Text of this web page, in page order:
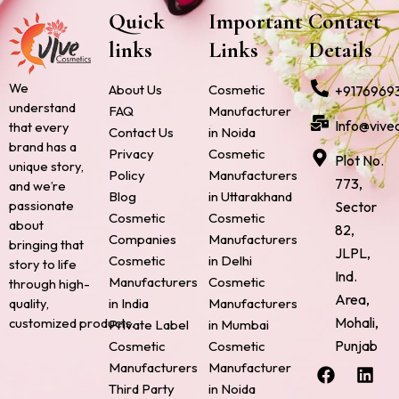
We
understand
that every
brand has a
unique story,
and we’re
passionate
about
bringing that
story to life
through high-
quality,
customized products.
Quick
links
About Us
FAQ
Contact Us
Privacy
Policy
Blog
Cosmetic
Companies
Cosmetic
Manufacturers
in India
Private Label
Cosmetic
Manufacturers
Third Party
Important
Links
Cosmetic
Manufacturer
in Noida
Cosmetic
Manufacturers
in Uttarakhand
Cosmetic
Manufacturers
in Delhi
Cosmetic
Manufacturers
in Mumbai
Cosmetic
Manufacturer
in Noida
Contact
Details
Plot No.
773,
Sector
82,
JLPL,
Ind.
Area,
Mohali,
Punjab
F
a
L
i
P
i
X
-
I
n